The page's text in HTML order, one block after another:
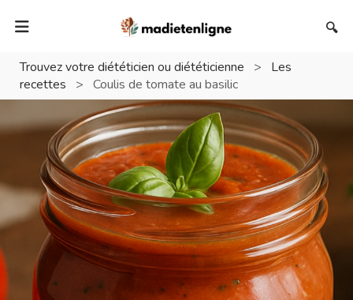
🔍
Trouvez votre diététicien ou diététicienne >
Les
recettes
> Coulis de tomate au basilic